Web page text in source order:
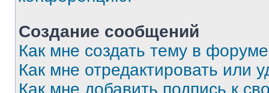
Создание сообщений
Как мне создать тему в
Как мне отредактировать или
Как мне добавить подпись к